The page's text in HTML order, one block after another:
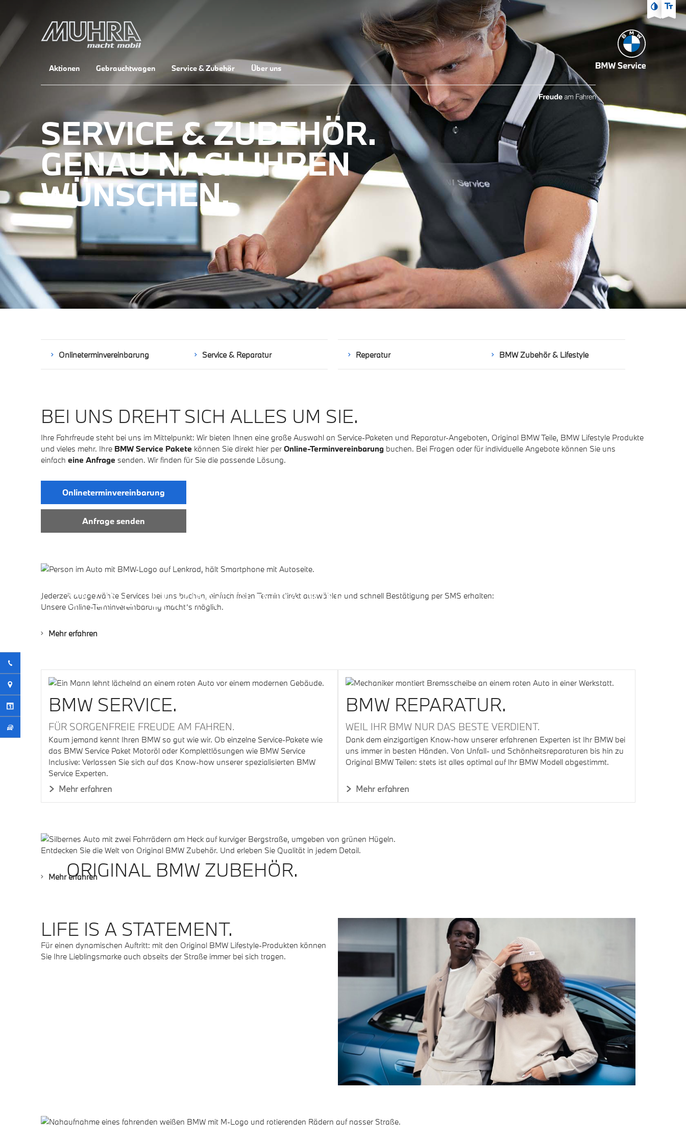
Zum Hauptmenü
Zum Inhalt
Zur Fußzeile
Aktionen Gebrauchtwagen Service & Zubehör Über uns
SERVICE & ZUBEHÖR.
GENAU NACH IHREN
WÜNSCHEN.
Onlineterminvereinbarung Service & Reparatur Reperatur BMW Zubehör & Lifestyle
BEI UNS DREHT SICH ALLES UM SIE.
Ihre Fahrfreude steht bei uns im Mittelpunkt: Wir bieten Ihnen eine große Auswahl an Service-Paketen und Reparatur-Angeboten, Original BMW Teile, BMW Lifestyle Produkte
und vieles mehr. Ihre BMW Service Pakete können Sie direkt hier per Online-Terminvereinbarungbuchen. Bei Fragen oder für individuelle Angebote können Sie uns
einfach eine Anfrage senden. Wir finden für Sie die passende Lösung.
Onlineterminvereinbarung
Anfrage senden
ONLINE-TERMINVEREINBARUNG.
Jederzeit ausgewählte Services bei uns buchen, einfach freien Termin direkt auswählen und schnell Bestätigung per SMS erhalten:
Unsere Online-Terminvereinbarung macht‘s möglich.
Mehr erfahren
BMW SERVICE.
FÜR SORGENFREIE FREUDE AM FAHREN.
Kaum jemand kennt Ihren BMW so gut wie wir. Ob einzelne Service-Pakete wie
das BMW Service Paket Motoröl oder Komplettlösungen wie BMW Service
Inclusive: Verlassen Sie sich auf das Know-how unserer spezialisierten BMW
Service Experten.
Mehr erfahren
BMW REPARATUR.
WEIL IHR BMW NUR DAS BESTE VERDIENT.
Dank dem einzigartigen Know-how unserer erfahrenen Experten ist Ihr BMW bei
uns immer in besten Händen. Von Unfall- und Schönheitsreparaturen bis hin zu
Original BMW Teilen: stets ist alles optimal auf Ihr BMW Modell abgestimmt.
Mehr erfahren
ORIGINAL BMW ZUBEHÖR.
Entdecken Sie die Welt von Original BMW Zubehör. Und erleben Sie Qualität in jedem Detail.
Mehr erfahren
LIFE IS A STATEMENT.
Für einen dynamischen Auftritt: mit den Original BMW Lifestyle-Produkten können
Sie Ihre Lieblingsmarke auch abseits der Straße immer bei sich tragen.